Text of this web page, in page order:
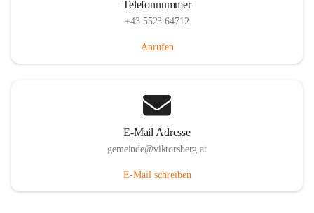
Telefonnummer
+43 5523 64712
Anrufen
E-Mail Adresse
gemeinde@viktorsberg.at
E-Mail schreiben